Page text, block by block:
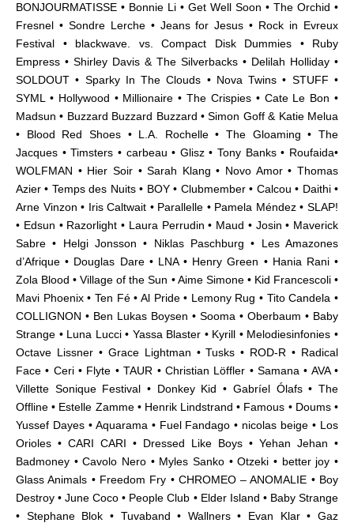
BONJOURMATISSE • Bonnie Li • Get Well Soon • The Orchid •
Fresnel • Sondre Lerche • Jeans for Jesus • Rock in Evreux
Festival • blackwave. vs. Compact Disk Dummies • Ruby
Empress • Shirley Davis & The Silverbacks • Delilah Holliday •
SOLDOUT • Sparky In The Clouds • Nova Twins • STUFF •
SYML • Hollywood • Millionaire • The Crispies • Cate Le Bon •
Madsun • Buzzard Buzzard Buzzard • Simon Goff & Katie Melua
• Blood Red Shoes • L.A. Rochelle • The Gloaming • The
Jacques • Timsters • carbeau • Glisz • Tony Banks • Roufaida•
WOLFMAN • Hier Soir • Sarah Klang • Novo Amor • Thomas
Azier • Temps des Nuits • BOY • Clubmember • Calcou • Daithi •
Arne Vinzon • Iris Caltwait • Parallelle • Pamela Méndez • SLAP!
• Edsun • Razorlight • Laura Perrudin • Maud • Josin • Maverick
Sabre • Helgi Jonsson • Niklas Paschburg • Les Amazones
d’Afrique • Douglas Dare • LNA • Henry Green • Hania Rani •
Zola Blood • Village of the Sun • Aime Simone • Kid Francescoli •
Mavi Phoenix • Ten Fé • Al Pride • Lemony Rug • Tito Candela •
COLLIGNON • Ben Lukas Boysen • Sooma • Oberbaum • Baby
Strange • Luna Lucci • Yassa Blaster • Kyrill • Melodiesinfonies •
Octave Lissner • Grace Lightman • Tusks • ROD-R • Radical
Face • Ceri • Flyte • TAUR • Christian Löffler • Samana • AVA •
Villette Sonique Festival • Donkey Kid • Gabríel Ólafs • The
Offline • Estelle Zamme • Henrik Lindstrand • Famous • Doums •
Yussef Dayes • Aquarama • Fuel Fandago • nicolas beige • Los
Orioles • CARI CARI • Dressed Like Boys • Yehan Jehan •
Badmoney • Cavolo Nero • Myles Sanko • Otzeki • better joy •
Glass Animals • Freedom Fry • CHROMEO – ANOMALIE • Boy
Destroy • June Coco • People Club • Elder Island • Baby Strange
• Stephane Blok • Tuvaband • Wallners • Evan Klar • Gaz